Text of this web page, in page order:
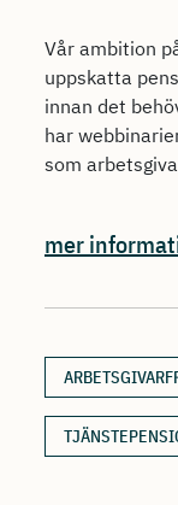
Vår ambition
uppskatta
innan det
har
som
mer